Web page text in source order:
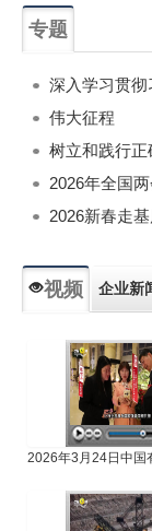
专题
深入学习贯
伟大征程
树立和践行正
2026年全国
2026新春走
视频 企业新